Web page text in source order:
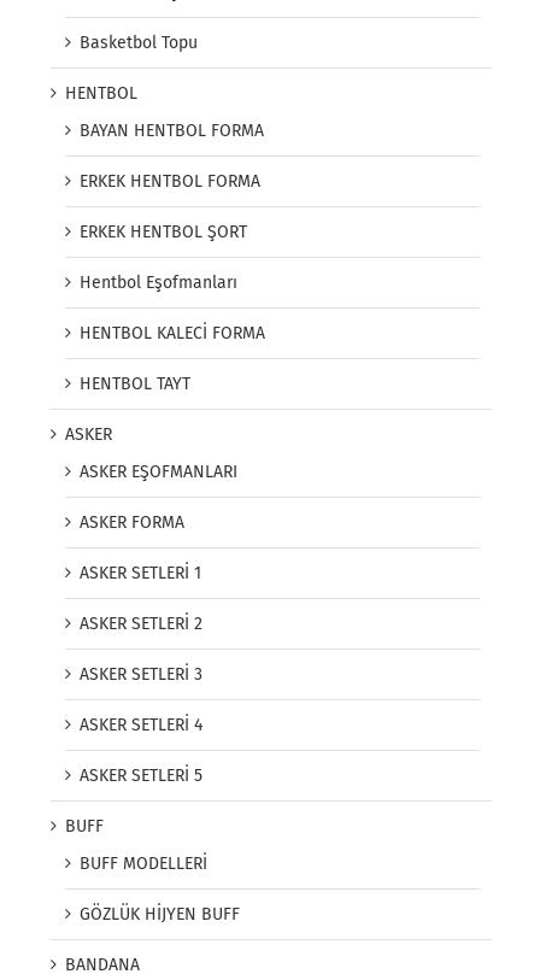
Basketbol Topu
HENTBOL
BAYAN HENTBOL FORMA
ERKEK HENTBOL FORMA
ERKEK HENTBOL ŞORT
Hentbol Eşofmanları
HENTBOL KALECİ FORMA
HENTBOL TAYT
ASKER
ASKER EŞOFMANLARI
ASKER FORMA
ASKER SETLERİ 1
ASKER SETLERİ 2
ASKER SETLERİ 3
ASKER SETLERİ 4
ASKER SETLERİ 5
BUFF
BUFF MODELLERİ
GÖZLÜK HİJYEN BUFF
BANDANA